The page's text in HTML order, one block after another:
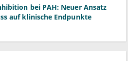
bei PAH: Neuer Ansatz
auf klinische Endpunkte